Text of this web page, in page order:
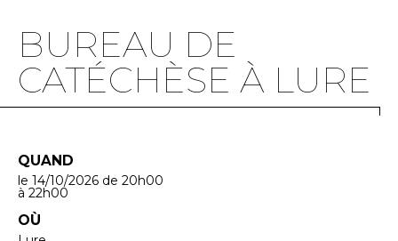
BUREAU DE
CATÉCHÈSE À LURE
QUAND
le 14/10/2026 de 20h00
à 22h00
OÙ